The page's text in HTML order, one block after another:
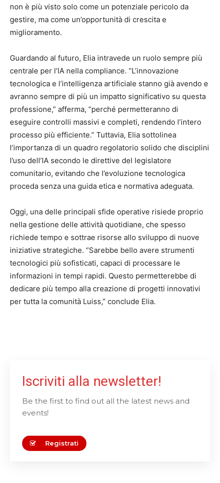
non è più visto solo come un potenziale pericolo da
gestire, ma come un’opportunità di crescita e
miglioramento.
Guardando al futuro, Elia intravede un ruolo sempre più
centrale per l’IA nella compliance. “L’innovazione
tecnologica e l’intelligenza artificiale stanno già avendo e
avranno sempre di più un impatto significativo su questa
professione,” afferma, “perché permetteranno di
eseguire controlli massivi e completi, rendendo l’intero
processo più efficiente.” Tuttavia, Elia sottolinea
l’importanza di un quadro regolatorio solido che disciplini
l’uso dell’IA secondo le direttive del legislatore
comunitario, evitando che l’evoluzione tecnologica
proceda senza una guida etica e normativa adeguata.
Oggi, una delle principali sfide operative risiede proprio
nella gestione delle attività quotidiane, che spesso
richiede tempo e sottrae risorse allo sviluppo di nuove
iniziative strategiche. “Sarebbe bello avere strumenti
tecnologici più sofisticati, capaci di processare le
informazioni in tempi rapidi. Questo permetterebbe di
dedicare più tempo alla creazione di progetti innovativi
per tutta la comunità Luiss,” conclude Elia.
Iscriviti alla newsletter!
Be the first to find out all the latest news and
events!
Registrati